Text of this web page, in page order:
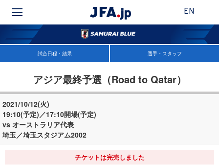
EN
試合日程・結果 選手・スタッフ
アジア最終予選（Road to Qatar）
2021/10/12(火)
19:10(予定)／17:10開場(予定)
vs オーストラリア代表
埼玉／埼玉スタジアム2002
チケットは完売しました